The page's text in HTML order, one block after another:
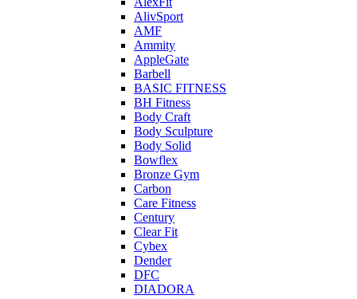
AlivSport
AMF
Ammity
AppleGate
Barbell
BASIC FITNESS
BH Fitness
Body Craft
Body Sculpture
Body Solid
Bowflex
Bronze Gym
Carbon
Care Fitness
Century
Clear Fit
Cybex
Dender
DFC
DIADORA